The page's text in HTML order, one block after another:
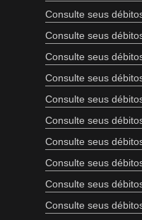
Consulte seus
Consulte seus
Consulte seus
Consulte seus
Consulte seus
Consulte seus
Consulte seus
Consulte seus
Consulte seus
Consulte seus